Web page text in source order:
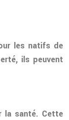
les natifs de
ils peuvent
la santé. Cette